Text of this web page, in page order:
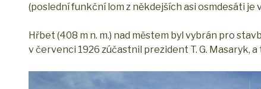
(poslední funkční lom z někdejších asi osmdesáti je
Hřbet (408 m n. m.) nad městem byl vybrán pro
v červenci 1926 zúčastnil prezident T. G. Masaryk,